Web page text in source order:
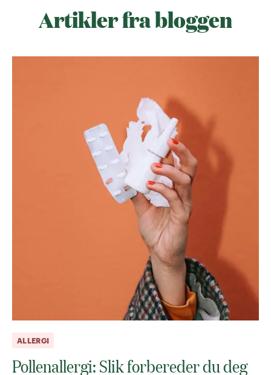
Artikler fra bloggen
ALLERGI
Pollenallergi: Slik forbereder du deg